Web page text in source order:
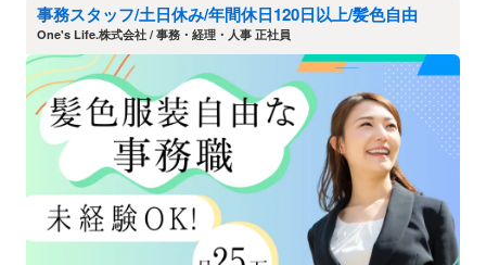
事務スタッフ/土日休み/年間休日120日以上/髪色自由
​One's Life.株式会社 / 事務・経理・人事 正社員